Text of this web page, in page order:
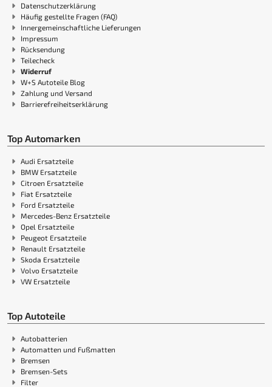
Datenschutzerklärung
Häufig gestellte Fragen (FAQ)
Innergemeinschaftliche Lieferungen
Impressum
Rücksendung
Teilecheck
Widerruf
W+S Autoteile Blog
Zahlung und Versand
Barrierefreiheitserklärung
Top Automarken
Audi Ersatzteile
BMW Ersatzteile
Citroen Ersatzteile
Fiat Ersatzteile
Ford Ersatzteile
Mercedes-Benz Ersatzteile
Opel Ersatzteile
Peugeot Ersatzteile
Renault Ersatzteile
Skoda Ersatzteile
Volvo Ersatzteile
VW Ersatzteile
Top Autoteile
Autobatterien
Automatten und Fußmatten
Bremsen
Bremsen-Sets
Filter